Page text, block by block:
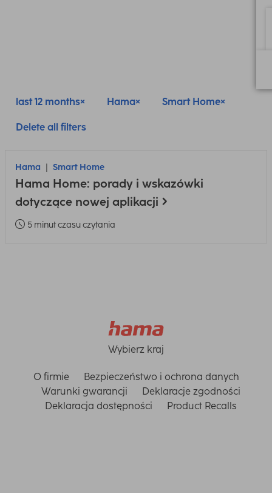
last 12 months Hama Smart Home
Delete all filters
Hama Smart Home
Hama Home: porady i wskazówki
dotyczące nowej aplikacji
5 minut czasu czytania
Wybierz kraj
O firmie
Bezpieczeństwo i ochrona danych
Warunki gwarancji
Deklaracje zgodności
Deklaracja dostępności
Product Recalls